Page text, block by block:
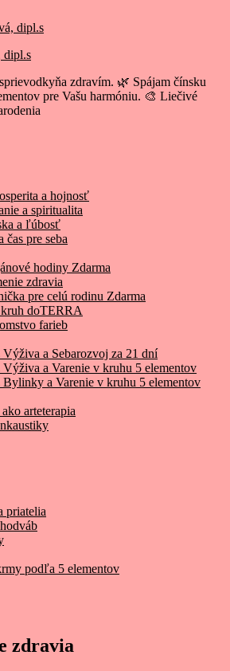
dipl.s
zdravím. 🌿 Spájam čínsku
pre Vašu harmóniu. 🎨 Liečivé
a hojnosť
a spiritualita
a ľúbosť
čas pre seba
hodiny Zdarma
zdravia
pre celú rodinu Zdarma
doTERRA
farieb
a Sebarozvoj za 21 dní
a Varenie v kruhu 5 elementov
a Varenie v kruhu 5 elementov
arteterapia
priatelia
podľa 5 elementov
zdravia